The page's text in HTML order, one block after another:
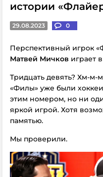
истории
29.08.2023 0
Перспективный игрок
Матвей Мичков играет
Тридцать девять? Хм-м-
«Филы» уже были
этим номером, но ни
яркой игрой. Хотя
памятью.
Мы проверили.